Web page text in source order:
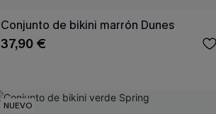
Conjunto de bikini marrón Dunes
37,90 €
NUEVO